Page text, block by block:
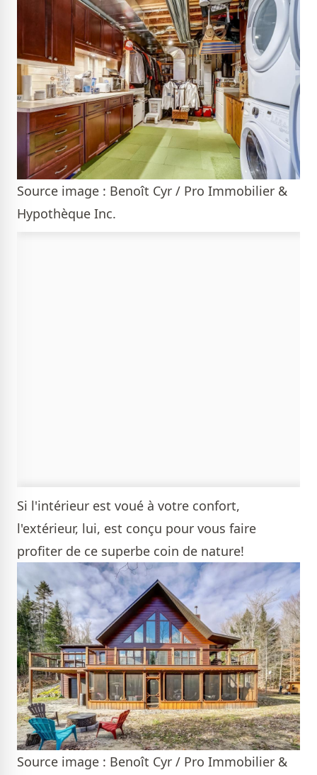
Source image : Benoît Cyr / Pro Immobilier &
Hypothèque Inc.
Si l'intérieur est voué à votre confort,
l'extérieur, lui, est conçu pour vous faire
profiter de ce superbe coin de nature!
Source image : Benoît Cyr / Pro Immobilier &